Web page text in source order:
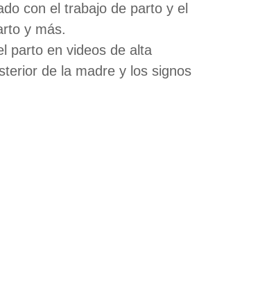
con el trabajo de parto y el
y más.
parto en videos de alta
de la madre y los signos